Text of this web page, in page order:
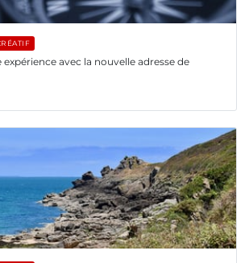
avec la nouvelle adresse de